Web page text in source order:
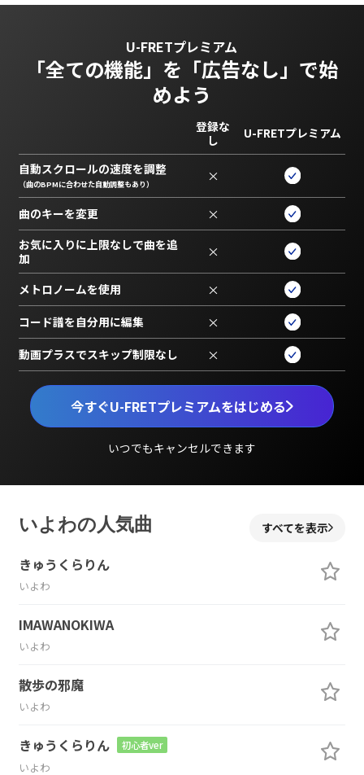
U-FRETプレミアム
「全ての機能」を 「広告なし」で始
めよう
今すぐU-FRETプレミアムをはじめる
いつでもキャンセルできます
登録な
し
U-FRETプレミアム
自動スクロールの速度を調整
（曲のBPMに合わせた自動調整もあり） ×
曲のキーを変更 ×
お気に入りに上限なしで曲を追
加
×
メトロノームを使用 ×
コード譜を自分用に編集 ×
動画プラスでスキップ制限なし ×
いよわの人気曲 すべてを表示
きゅうくらりん
いよわ
IMAWANOKIWA
いよわ
散歩の邪魔
いよわ
きゅうくらりん 初心者ver
いよわ